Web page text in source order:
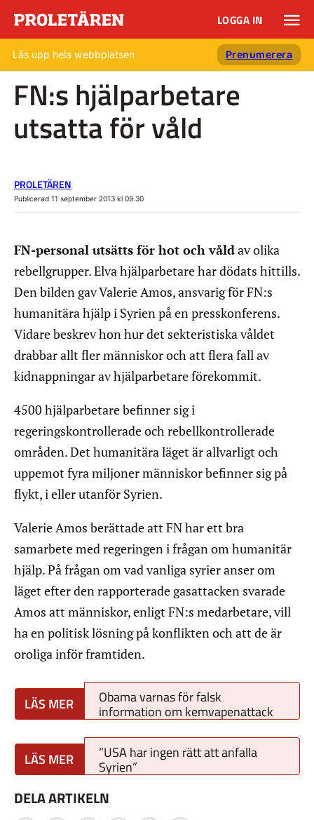
LOGGA IN
Lås upp hela webbplatsen Prenumerera
FN:s hjälparbetare
utsatta för våld
PROLETÄREN
Publicerad 11 september 2013 kl 09.30
FN-personal utsätts för hot och våldav olika
rebellgrupper. Elva hjälparbetare har dödats hittills.
Den bilden gav Valerie Amos, ansvarig för FN:s
humanitära hjälp i Syrien på en presskonferens.
Vidare beskrev hon hur det sekteristiska våldet
drabbar allt fler människor och att flera fall av
kidnappningar av hjälparbetare förekommit.
4500 hjälparbetare befinner sig i
regeringskontrollerade och rebellkontrollerade
områden. Det humanitära läget är allvarligt och
uppemot fyra miljoner människor befinner sig på
flykt, i eller utanför Syrien.
Valerie Amos berättade att FN har ett bra
samarbete med regeringen i frågan om humanitär
hjälp. På frågan om vad vanliga syrier anser om
läget efter den rapporterade gasattacken svarade
Amos att människor, enligt FN:s medarbetare, vill
ha en politisk lösning på konflikten och att de är
oroliga inför framtiden.
Obama varnas för falsk
information om kemvapenattack
”USA har ingen rätt att anfalla
Syrien”
DELA ARTIKELN